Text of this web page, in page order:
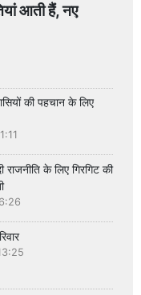
आती हैं, नए
की पहचान के लिए
राजनीति के लिए गिरगिट की